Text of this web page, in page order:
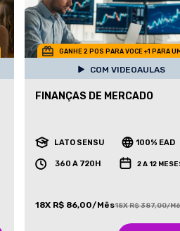
GANHE 2 POS PARA VOCE +1 PARA
COM VIDEOAULAS
FINANÇAS DE MERCADO
LATO SENSU 100% EAD
360 A 720H 2 A 12
18X R$ 86,00/Mês18X R$ 387,00/